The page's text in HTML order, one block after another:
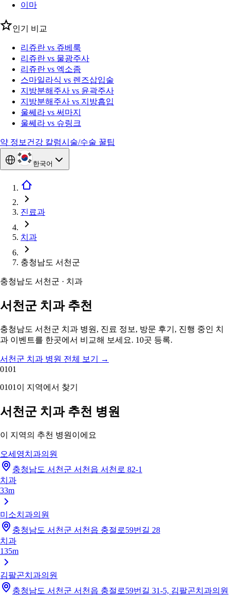
이마
인기 비교
리쥬란 vs 쥬베룩
리쥬란 vs 물광주사
리쥬란 vs 엑소좀
스마일라식 vs 렌즈삽입술
지방분해주사 vs 윤곽주사
지방분해주사 vs 지방흡입
울쎄라 vs 써마지
울쎄라 vs 슈링크
약 정보 건강 칼럼시술/수술 꿀팁
한국어
진료과
치과
충청남도 서천군
충청남도 서천군 · 치과
서천군 치과 추천
충청남도 서천군 치과 병원, 진료 정보, 방문 후기, 진행 중인 치
과 이벤트를 한곳에서 비교해 보세요. 10곳 등록.
서천군 치과 병원 전체 보기
→
0101
0101 이 지역에서 찾기
서천군 치과 추천 병원
이 지역의 추천 병원이에요
오세영치과의원
충청남도 서천군 서천읍 서천로 82-1
치과
33m
미소치과의원
충청남도 서천군 서천읍 충절로59번길 28
치과
135m
김팔곤치과의원
충청남도 서천군 서천읍 충절로59번길 31-5, 김팔곤치과의원